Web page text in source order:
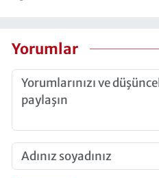
Yorumlar